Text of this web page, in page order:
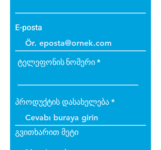
• Dayanıklıdır.
• İç ve dış cephede
uygulanabilir.
• Üzerine boya yapılabilir.
E-posta
ტელეფონის ნომერი
პროდუქტის დასახელება
გვითხარით მეტი